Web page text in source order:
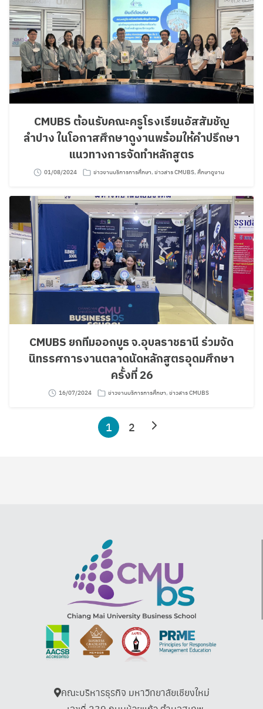
CMUBS ต้อนรับคณะครูโรงเรียนอัสสัมชัญ
ลำปาง ในโอกาสศึกษาดูงานพร้อมให้คำปรึกษา
แนวทางการจัดทำหลักสูตร
01/08/2024 ข่าวงานบริการการศึกษา, ข่าวสาร CMUBS, ศึกษาดูงาน
CMUBS ยกทีมออกบูธ จ.อุบลราชธานี ร่วมจัด
นิทรรศการงานตลาดนัดหลักสูตรอุดมศึกษา
ครั้งที่ 26
16/07/2024 ข่าวงานบริการการศึกษา, ข่าวสาร CMUBS
1 2
คณะบริหารธุรกิจ มหาวิทยาลัยเชียงใหม่